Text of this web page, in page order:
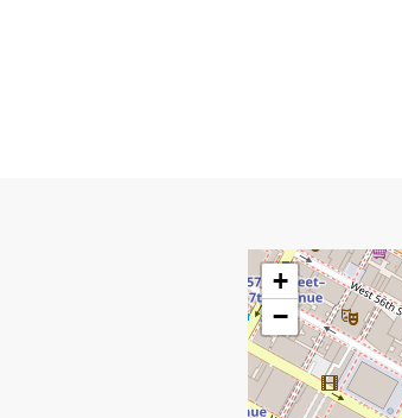
+
−